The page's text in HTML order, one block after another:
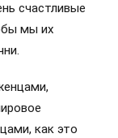
счастливые
мы их
как это